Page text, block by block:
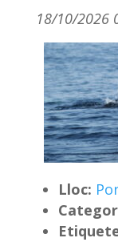
18/10/2026
Lloc: